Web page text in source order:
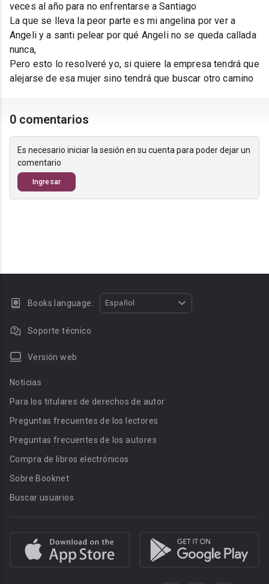
veces al año para no enfrentarse a Santiago
La que se lleva la peor parte es mi angelina por ver a
Angeli y a santi pelear por qué Angeli no se queda callada
nunca,
Pero esto lo resolveré yo, si quiere la empresa tendrá que
alejarse de esa mujer sino tendrá que buscar otro camino
0 comentarios
Es necesario iniciar la sesión en su cuenta para poder dejar un
comentario
Ingresar
Books language: Español
Soporte técnico
Versión web
Noticias
Para los titulares de derechos de autor
Preguntas frecuentes de los lectores
Preguntas frecuentes de los autores
Compra de libros electrónicos
Sobre Booknet
Buscar usuarios